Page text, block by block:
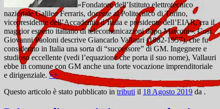
«Fondatore dell’Istituto elettrotecnico
nazionale Galileo Ferraris, docente al Politecnico di Torino,
vicepresidente dell’Accademia d’Italia e presidente dell’EIAR, era il
maggior esperto italiano di telecomunicazioni dopo Marconi». Così
Giovanni Paoloni descrive Giancarlo Vallauri (1882-1957), che fu
considerato in Italia una sorta di “successore” di GM. Ingegnere e
studioso eccellente (vedi l’equazione che porta il suo nome), Vallauri
ebbe in comune con GM anche una forte vocazione imprenditoriale
e dirigenziale.>>
Questo articolo è stato pubblicato in tributi il 18 Agosto 2019 da .